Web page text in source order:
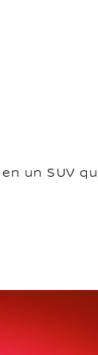
un SUV